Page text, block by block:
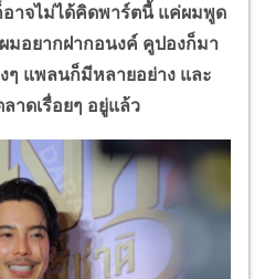
อาจไม่ได้คิดพาร์ตนี้ แค่ผมพูด
มอยากฝากอนงค์ คูปองก็มา
ๆ แพลนก็มีหลายอย่าง และ
าดเรื่อยๆ อยู่แล้ว